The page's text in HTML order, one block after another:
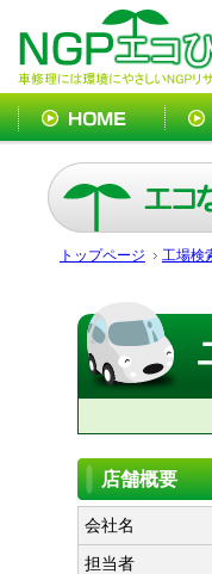
トップページ 工場検
店舗概要
会社名
担当者